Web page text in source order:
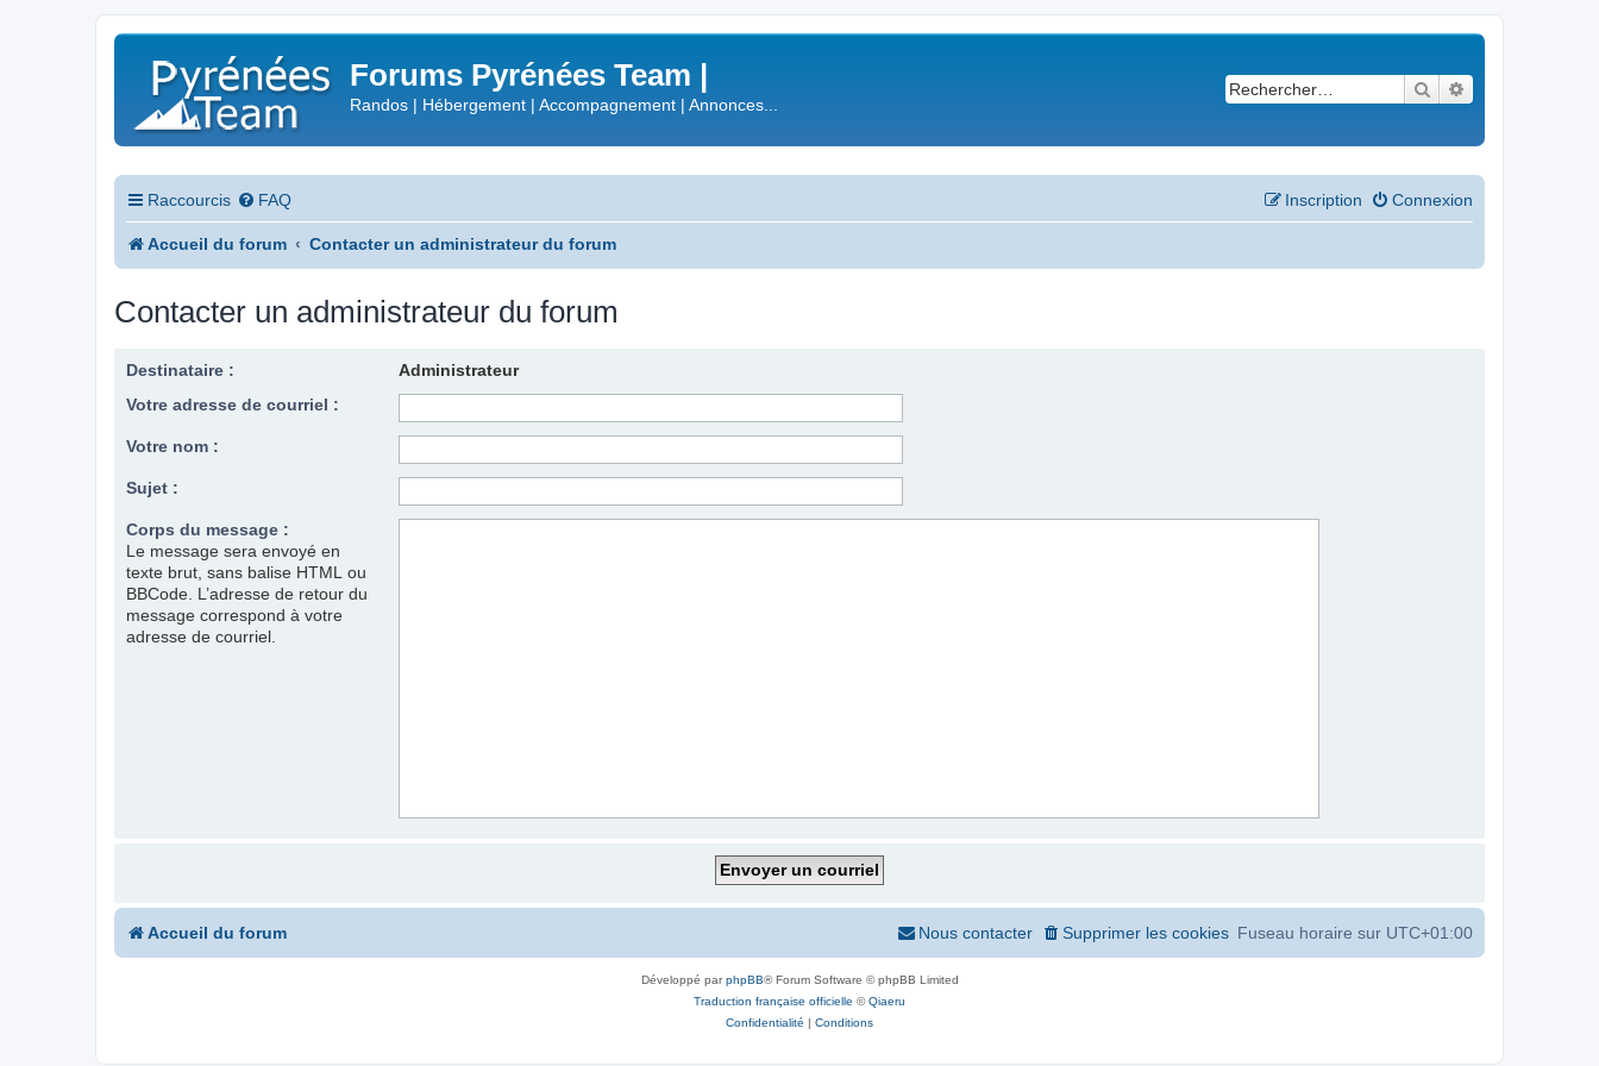
Forums Pyrénées Team |
Randos | Hébergement | Accompagnement | Annonces...
Rechercher
Raccourcis FAQ Connexion
Inscription
Accueil du forum Contacter un administrateur du forum
Contacter un administrateur du forum
Destinataire :
Administrateur
Votre adresse de courriel :
Votre nom :
Sujet :
Corps du message :
Le message sera envoyé en
texte brut, sans balise HTML ou
BBCode. L’adresse de retour du
message correspond à votre
adresse de courriel.
Accueil du forum Fuseau horaire sur UTC+01:00
Supprimer les cookies
Nous contacter
Développé parphpBB® Forum Software © phpBB Limited
Traduction française officielle ©Qiaeru
Confidentialité | Conditions